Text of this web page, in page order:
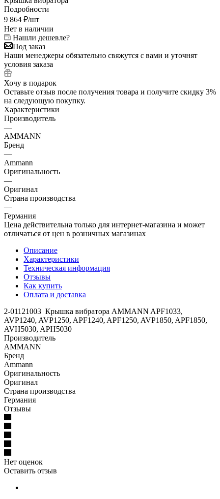
Подробности
9 864 ₽/шт
Нет в наличии
Нашли дешевле?
Под заказ
Наши менеджеры обязательно свяжутся с вами и уточнят
условия заказа
Хочу в подарок
Оставьте отзыв после получения товара и получите скидку 3%
на следующую покупку.
Характеристики
Производитель
—
AMMANN
Бренд
—
Ammann
Оригинальность
—
Оригинал
Страна производства
—
Германия
Цена действительна только для интернет-магазина и может
отличаться от цен в розничных магазинах
Описание
Характеристики
Техническая информация
Отзывы
Как купить
Оплата и доставка
2-01121003 Крышка вибратора AMMANN APF1033,
AVP1240, AVP1250, APF1240, APF1250, AVP1850, APF1850,
AVH5030, APH5030
Производитель
AMMANN
Бренд
Ammann
Оригинальность
Оригинал
Страна производства
Германия
Отзывы
Нет оценок
Оставить отзыв